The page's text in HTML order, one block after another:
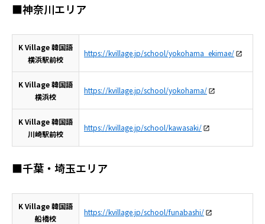
■神奈川エリア
K Village 韓国語
横浜駅前校
https://kvillage.jp/school/yokohama_ekimae/
K Village 韓国語
横浜校
https://kvillage.jp/school/yokohama/
K Village 韓国語
川崎駅前校
https://kvillage.jp/school/kawasaki/
■千葉・埼玉エリア
K Village 韓国語
船橋校
https://kvillage.jp/school/funabashi/